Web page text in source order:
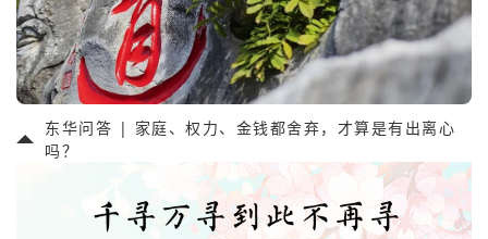
东华问答 | 家庭、权力、金钱都舍弃，才算是有出离心
吗？